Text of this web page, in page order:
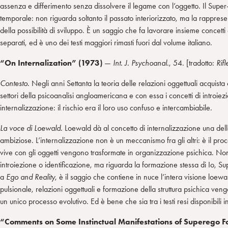
assenza e differimento senza dissolvere il legame con l’oggetto. Il
temporale: non riguarda soltanto il passato interiorizzato, ma la
della possibilità di sviluppo. È un saggio che fa lavorare insieme
separati, ed è uno dei testi maggiori rimasti fuori dal volume italiano.
“On Internalization” (1973) — Int. J. Psychoanal., 54. [tradotto:
Contesto. Negli anni Settanta la teoria delle relazioni oggettuali
settori della psicoanalisi angloamericana e con essa i concetti di
internalizzazione: il rischio era il loro uso confuso e intercambiabile.
La voce di Loewald. Loewald dà al concetto di internalizzazione una
ambiziose. L’internalizzazione non è un meccanismo fra gli altri: è il
vive con gli oggetti vengono trasformate in organizzazione psichica.
introiezione o identificazione, ma riguarda la formazione stessa di Io,
a Ego and Reality, è il saggio che contiene in nuce l’intera visione
pulsionale, relazioni oggettuali e formazione della struttura psichica
un unico processo evolutivo. Ed è bene che sia tra i testi resi disponibili
“Comments on Some Instinctual Manifestations of Superego